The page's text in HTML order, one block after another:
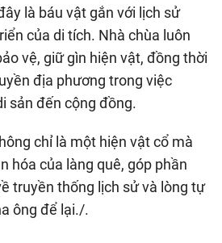
là báu vật gắn với lịch sử
của di tích. Nhà chùa luôn
vệ, giữ gìn hiện vật, đồng thời
địa phương trong việc
sản đến cộng đồng.
chỉ là một hiện vật cổ mà
hóa của làng quê, góp phần
truyền thống lịch sử và lòng tự
ông để lại./.